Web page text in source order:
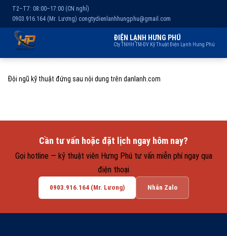
T2–T7: 08:00–17:00 (CN nghỉ)
0903.916.164 (Mr. Lương) congtydienlanhhungphu@gmail.com
ĐIỆN LẠNH HƯNG PHÚ
Cty TNHH TM-DV Kỹ Thuật Điện Lạnh Hưng Phú
đếnĐội ngũ kỹ thuật đứng sau nội dung trên danlanh.com
Cần tư vấn hoặc đặt lịch ngay hôm nay?
Gọi hotline — kỹ thuật viên Hưng Phú tư vấn miễn phí ngay qua
điện thoại
0903.916.164 (Mr. Lương) Nhắn Zalo